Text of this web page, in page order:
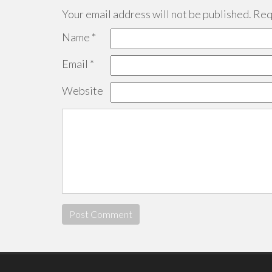
Your email address will not be published.
Name *
Email *
Website